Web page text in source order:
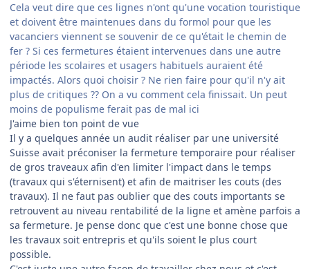
Cela veut dire que ces lignes n'ont qu'une vocation touristique
et doivent être maintenues dans du formol pour que les
vacanciers viennent se souvenir de ce qu'était le chemin de
fer ? Si ces fermetures étaient intervenues dans une autre
période les scolaires et usagers habituels auraient été
impactés. Alors quoi choisir ? Ne rien faire pour qu'il n'y ait
plus de critiques ?? On a vu comment cela finissait. Un peut
moins de populisme ferait pas de mal ici
J'aime bien ton point de vue
Il y a quelques année un audit réaliser par une université
Suisse avait préconiser la fermeture temporaire pour réaliser
de gros traveaux afin d'en limiter l'impact dans le temps
(travaux qui s'éternisent) et afin de maitriser les couts (des
travaux). Il ne faut pas oublier que des couts importants se
retrouvent au niveau rentabilité de la ligne et amène parfois a
sa fermeture. Je pense donc que c'est une bonne chose que
les travaux soit entrepris et qu'ils soient le plus court
possible.